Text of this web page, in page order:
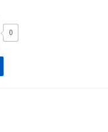
0